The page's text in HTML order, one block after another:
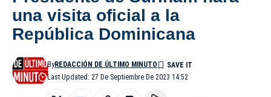
una visita oficial a la
República Dominicana
Last Updated: 27 De Septiembre De 2023 14:52
ByREDACCIÓN DE ÚLTIMO MINUTO